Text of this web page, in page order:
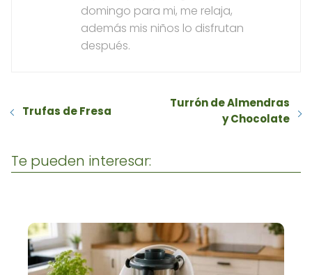
domingo para mi, me relaja,
además mis niños lo disfrutan
después.
Trufas de Fresa
Turrón de Almendras
y Chocolate
Te pueden interesar: